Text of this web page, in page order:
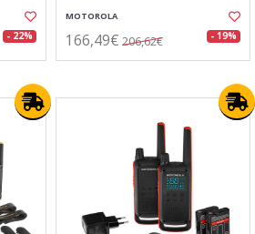
- 22%
MOTOROLA
166,49€ 206,62€ - 19%